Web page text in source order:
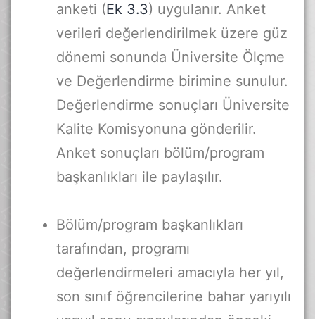
anketi (Ek 3.3) uygulanır. Anket
verileri değerlendirilmek üzere güz
dönemi sonunda Üniversite Ölçme
ve Değerlendirme birimine sunulur.
Değerlendirme sonuçları Üniversite
Kalite Komisyonuna gönderilir.
Anket sonuçları bölüm/program
başkanlıkları ile paylaşılır.
Bölüm/program başkanlıkları
tarafından, programı
değerlendirmeleri amacıyla her yıl,
son sınıf öğrencilerine bahar yarıyılı